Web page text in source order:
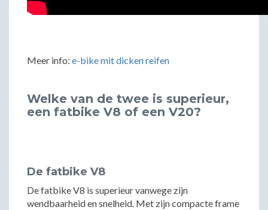
Meer info: e-bike mit dicken reifen
Welke van de twee is superieur,
een fatbike V8 of een V20?
De fatbike V8
De fatbike V8 is superieur vanwege zijn
wendbaarheid en snelheid. Met zijn compacte frame